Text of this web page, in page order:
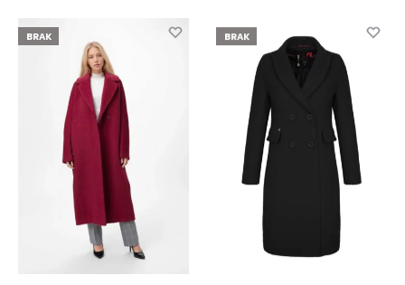
BRAK BRAK